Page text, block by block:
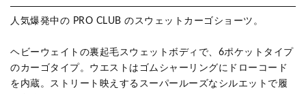
人気爆発中の PRO CLUB のスウェットカーゴショーツ。
ヘビーウェイトの裏起毛スウェットボディで、6ポケットタイプ
のカーゴタイプ。ウエストはゴムシャーリングにドローコード
を内蔵。ストリート映えするスーパールーズなシルエットで履